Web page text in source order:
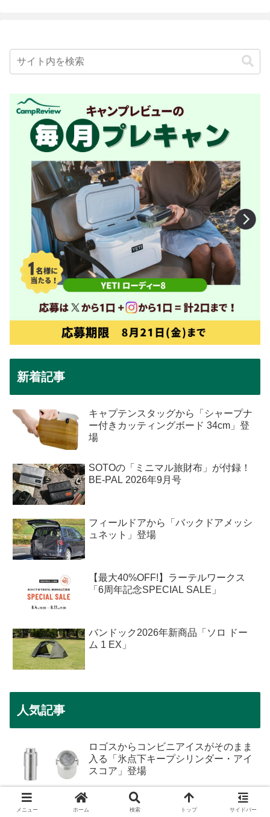
新着記事
キャプテンスタッグから「シャープナ
ー付きカッティングボード 34cm」登
場
SOTOの「ミニマル旅財布」が付録！
BE-PAL 2026年9月号
フィールドアから「バックドアメッシ
ュネット」登場
【最大40%OFF!】ラーテルワークス
「6周年記念SPECIAL SALE」
バンドック2026年新商品「ソロ ドー
ム 1 EX」
人気記事
ロゴスからコンビニアイスがそのまま
入る「氷点下キープシリンダー・アイ
スコア」登場
スタンレーから「バイタライズ テンポ
真空断熱ボトル」登場
メニュー ホーム 検索 トップ サイドバー